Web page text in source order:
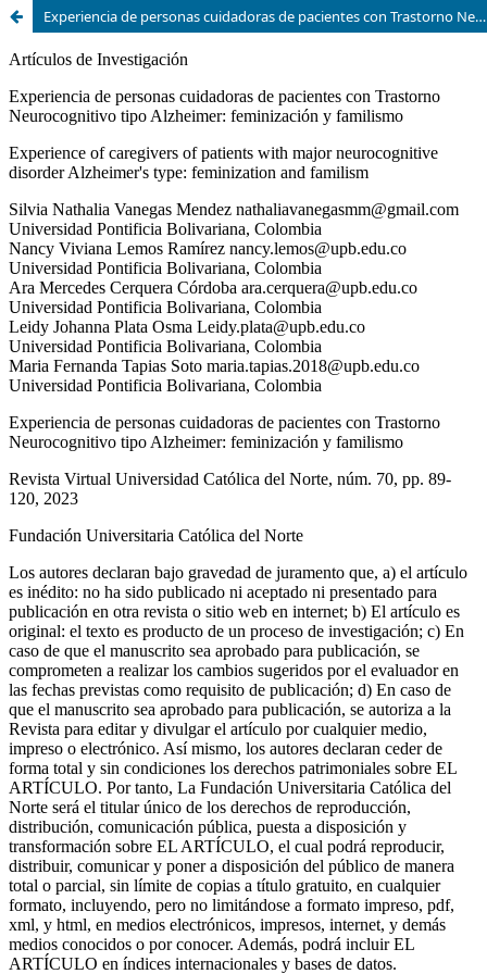
Experiencia de personas cuidadoras de pacientes con Trastorno Neurocognitivo tipo Alzheimer: feminización y familismo